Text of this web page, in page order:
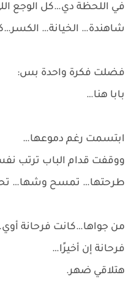
في اللحظة دي…كل الوجع
شاهندة… الخيانة…
فضلت فكرة واحدة بس:
بابا هنا…
ابتسمت رغم دموعها…
ووقفت قدام الباب ترتب
طرحتها… تمسح وشها…
من جواها…كانت فرحانة أوي.
فرحانة إن أخيرًا…
هتلاقي ضهر.